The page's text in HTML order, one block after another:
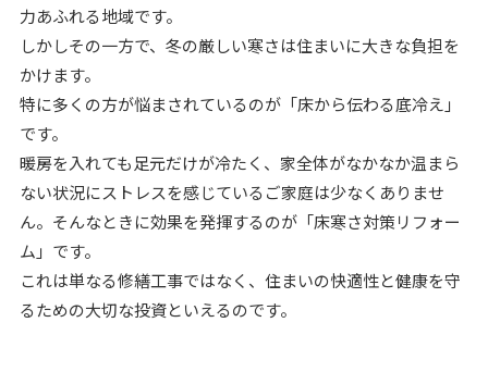
力あふれる地域です。
しかしその一方で、冬の厳しい寒さは住まいに大きな負担を
かけます。
特に多くの方が悩まされているのが「床から伝わる底冷え」
です。
暖房を入れても足元だけが冷たく、家全体がなかなか温まら
ない状況にストレスを感じているご家庭は少なくありませ
ん。そんなときに効果を発揮するのが「床寒さ対策リフォー
ム」です。
これは単なる修繕工事ではなく、住まいの快適性と健康を守
るための大切な投資といえるのです。